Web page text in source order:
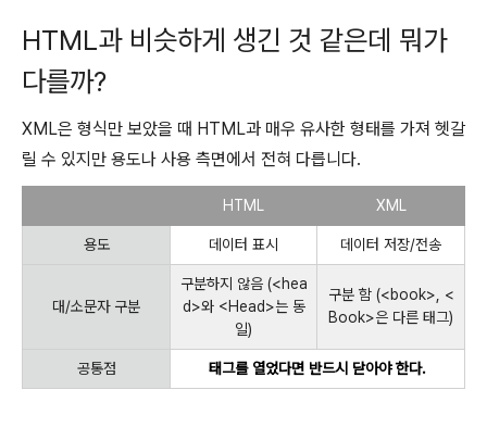
HTML과 비슷하게 생긴 것 같은데 뭐가
다를까?
XML은 형식만 보았을 때 HTML과 매우 유사한 형태를 가져 헷갈
릴 수 있지만 용도나 사용 측면에서 전혀 다릅니다.
HTML XML
용도 데이터 표시 데이터 저장/전송
대/소문자 구분
구분하지 않음 (<hea
d>와 <Head>는 동
일)
구분 함 (<book>, <
Book>은 다른 태그)
공통점 태그를 열었다면 반드시 닫아야 한다.